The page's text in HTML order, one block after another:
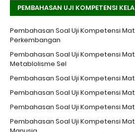
PEMBAHASAN UJI KOMPETENSI
Pembahasan Soal Uji Kompetensi
Perkembangan
Pembahasan Soal Uji Kompetensi
Metablolisme Sel
Pembahasan Soal Uji Kompetensi
Pembahasan Soal Uji Kompetensi
Pembahasan Soal Uji Kompetensi
Pembahasan Soal Uji Kompetensi